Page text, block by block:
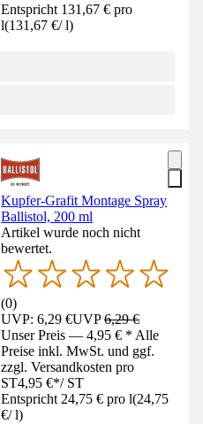
Entspricht 131,67 € pro
l(131,67 €/ l)
Kupfer-Grafit Montage Spray
Ballistol, 200 ml
Artikel wurde noch nicht
bewertet.
(0)
UVP: 6,29 €UVP6,29 €
Unser Preis — 4,95 € * Alle
Preise inkl. MwSt. und ggf.
zzgl. Versandkosten pro
ST4,95 €*/ ST
Entspricht 24,75 € pro l(24,75
€/ l)